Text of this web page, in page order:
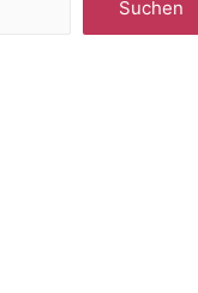
Suchen